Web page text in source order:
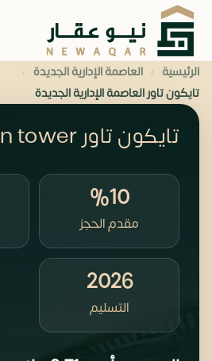
الرئيسية › العاصمة الإدارية الجديدة ›
تايكون تاور العاصمة الإدارية الجديدة
تايكون تاور tycoon tower
%10
مقدم الحجز
2026
التسليم